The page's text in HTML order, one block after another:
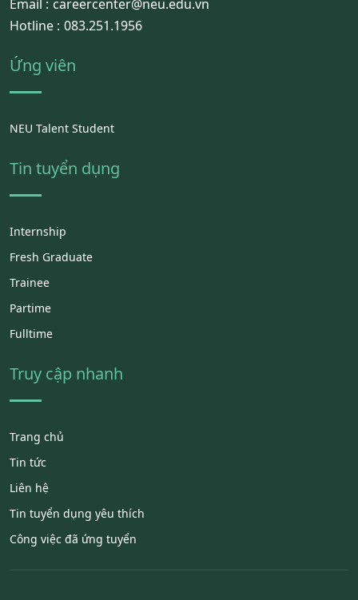
Email : careercenter@neu.edu.vn
Hotline : 083.251.1956
Ứng viên
NEU Talent Student
Tin tuyển dụng
Internship
Fresh Graduate
Trainee
Partime
Fulltime
Truy cập nhanh
Trang chủ
Tin tức
Liên hệ
Tin tuyển dụng yêu thích
Công việc đã ứng tuyển